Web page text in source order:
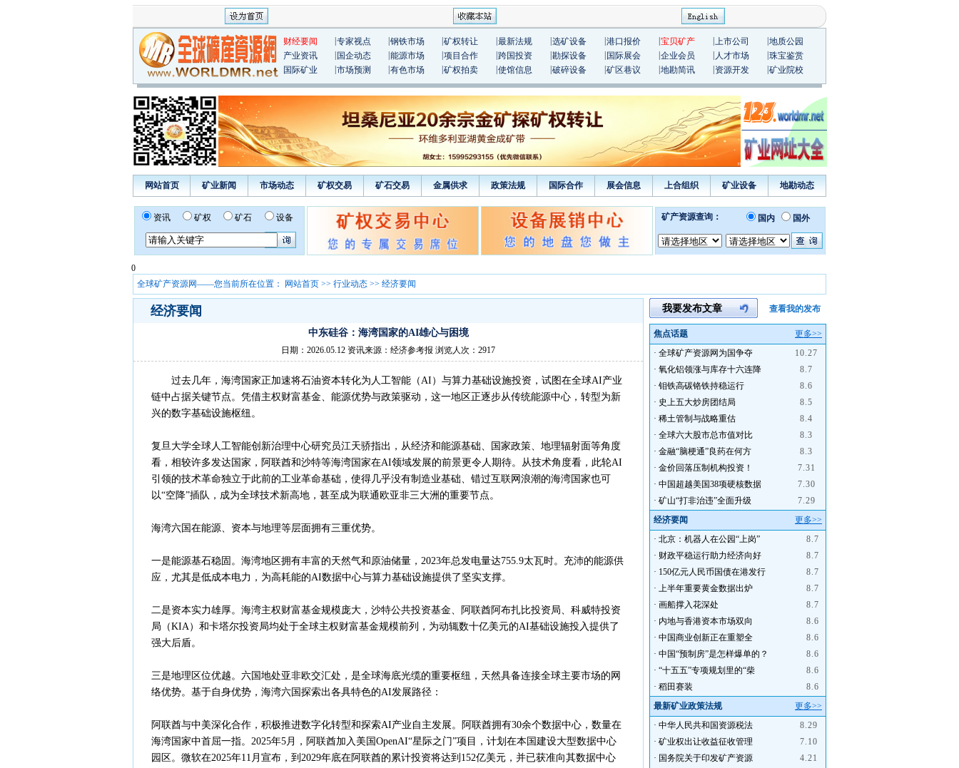
财经要闻 专家视点 钢铁市场 矿权转让 最新法规 选矿设备 港口报价 宝贝矿产 上市公司
地质公园
产业资讯
国企动态 能源市场 项目合作 跨国投资 勘探设备 国际展会 企业会员 人才市场
珠宝鉴赏
国际矿业
市场预测 有色市场 矿权拍卖 使馆信息 破碎设备 矿区巷议 地勘简讯 资源开发 矿业院校
网站首页 矿业新闻 市场动态 矿权交易 矿石交易 金属供求 政策法规 国际合作 展会信息 上合组织 矿业设备 地勘动态
资讯 矿权 矿石 设备
0
全球矿产资源网——您当前所在位置：
网站首页 >> 行业动态 >> 经济要闻
经济要闻
中东硅谷：海湾国家的AI雄心与困境
日期：2026.05.12 资讯来源：经济参考报 浏览人次：2917
过去几年，海湾国家正加速将石油资本转化为人工智能（AI）与算力基础设施投资，试图在全球AI产业
链中占据关键节点。凭借主权财富基金、能源优势与政策驱动，这一地区正逐步从传统能源中心，转型为新
兴的数字基础设施枢纽。
复旦大学全球人工智能创新治理中心研究员江天骄指出，从经济和能源基础、国家政策、地理辐射面等角度
看，相较许多发达国家，阿联酋和沙特等海湾国家在AI领域发展的前景更令人期待。从技术角度看，此轮AI
引领的技术革命独立于此前的工业革命基础，使得几乎没有制造业基础、错过互联网浪潮的海湾国家也可
以“空降”插队，成为全球技术新高地，甚至成为联通欧亚非三大洲的重要节点。
海湾六国在能源、资本与地理等层面拥有三重优势。
一是能源基石稳固。海湾地区拥有丰富的天然气和原油储量，2023年总发电量达755.9太瓦时。充沛的能源供
应，尤其是低成本电力，为高耗能的AI数据中心与算力基础设施提供了坚实支撑。
二是资本实力雄厚。海湾主权财富基金规模庞大，沙特公共投资基金、阿联酋阿布扎比投资局、科威特投资
局（KIA）和卡塔尔投资局均处于全球主权财富基金规模前列，为动辄数十亿美元的AI基础设施投入提供了
强大后盾。
三是地理区位优越。六国地处亚非欧交汇处，是全球海底光缆的重要枢纽，天然具备连接全球主要市场的网
络优势。基于自身优势，海湾六国探索出各具特色的AI发展路径：
阿联酋与中美深化合作，积极推进数字化转型和探索AI产业自主发展。阿联酋拥有30余个数据中心，数量在
海湾国家中首屈一指。2025年5月，阿联酋加入美国OpenAI“星际之门”项目，计划在本国建设大型数据中心
园区。微软在2025年11月宣布，到2029年底在阿联酋的累计投资将达到152亿美元，并已获准向其数据中心
我要发布文章 查看我的发布
焦点话题
更多>>
· 全球矿产资源网为国争夺
10.27
· 氧化铝领涨与库存十六连降
8.7
· 钼铁高碳铬铁持稳运行
8.6
· 史上五大炒房团结局
8.5
· 稀土管制与战略重估
8.4
· 全球六大股市总市值对比
8.3
· 金融“脑梗通”良药在何方
8.3
· 金价回落压制机构投资！
7.31
· 中国超越美国38项硬核数据
7.30
· 矿山“打非治违”全面升级
7.29
经济要闻
更多>>
· 北京：机器人在公园“上岗”
8.7
· 财政平稳运行助力经济向好
8.7
· 150亿元人民币国债在港发行
8.7
· 上半年重要黄金数据出炉
8.7
· 画船撑入花深处
8.7
· 内地与香港资本市场双向
8.6
· 中国商业创新正在重塑全
8.6
· 中国“预制房”是怎样爆单的？
8.6
· “十五五”专项规划里的“柴
8.6
· 稻田赛装
8.6
最新矿业政策法规
更多>>
· 中华人民共和国资源税法
8.29
· 矿业权出让收益征收管理
7.10
· 国务院关于印发矿产资源
4.21